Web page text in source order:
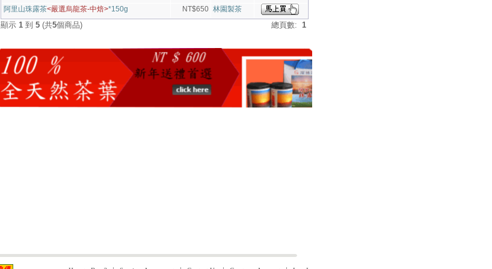
阿里山珠露茶<嚴選烏龍茶-中焙>*150g NT$650 林園製茶
顯示 1到 5(共5個商品) 總頁數: 1